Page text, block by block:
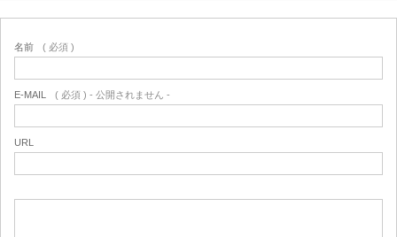
名前 ( 必須 )
E-MAIL ( 必須 ) - 公開されません -
URL